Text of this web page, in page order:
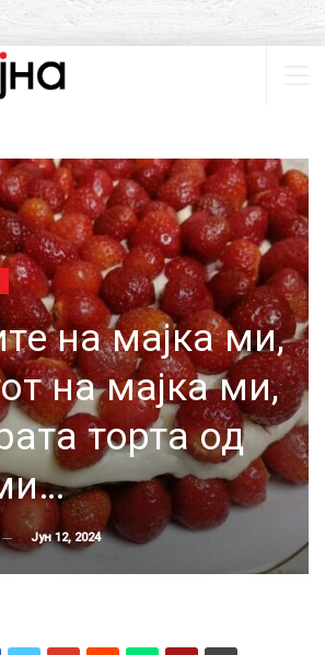
на мајка ми,
на мајка ми,
торта од
Јун 12, 2024